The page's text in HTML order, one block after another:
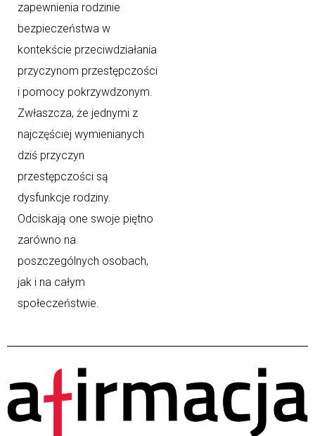
zapewnienia rodzinie
bezpieczeństwa w
kontekście przeciwdziałania
przyczynom przestępczości
i pomocy pokrzywdzonym.
Zwłaszcza, że jednymi z
najczęściej wymienianych
dziś przyczyn
przestępczości są
dysfunkcje rodziny.
Odciskają one swoje piętno
zarówno na
poszczególnych osobach,
jak i na całym
społeczeństwie.